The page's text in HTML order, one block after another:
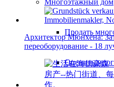
Продать
Оценить
Архитектор Мюнхена:
переоборудование - 18